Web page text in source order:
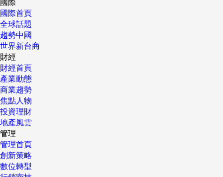
國際首頁
全球話題
趨勢中國
世界新台商
財經
財經首頁
產業動態
商業趨勢
焦點人物
投資理財
地產風雲
管理
管理首頁
創新策略
數位轉型